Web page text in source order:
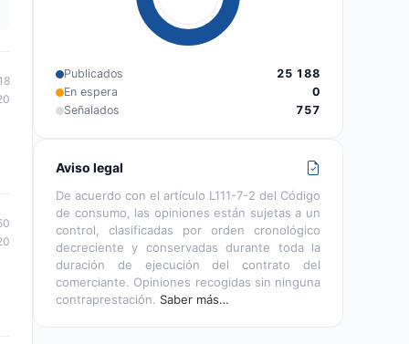
Publicados
25 188
En espera
0
Señalados
757
Aviso legal
De acuerdo con el artículo L111-7-2 del Código
de consumo, las opiniones están sujetas a un
control, clasificadas por orden cronológico
decreciente y conservadas durante toda la
duración de ejecución del contrato del
comerciante. Opiniones recogidas sin ninguna
contraprestación. Saber más…